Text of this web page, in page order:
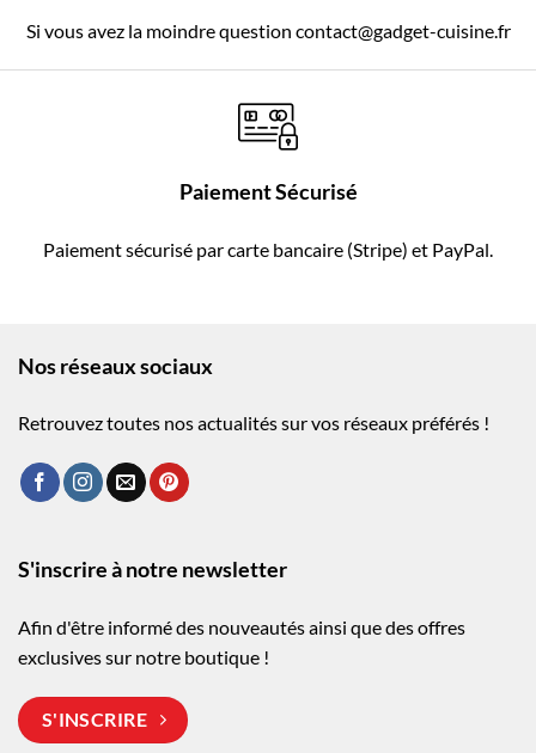
Si vous avez la moindre question contact@gadget-cuisine.fr
Paiement Sécurisé
Paiement sécurisé par carte bancaire (Stripe) et PayPal.
Nos réseaux sociaux
Retrouvez toutes nos actualités sur vos réseaux préférés !
S'inscrire à notre newsletter
Afin d'être informé des nouveautés ainsi que des offres
exclusives sur notre boutique !
S'INSCRIRE